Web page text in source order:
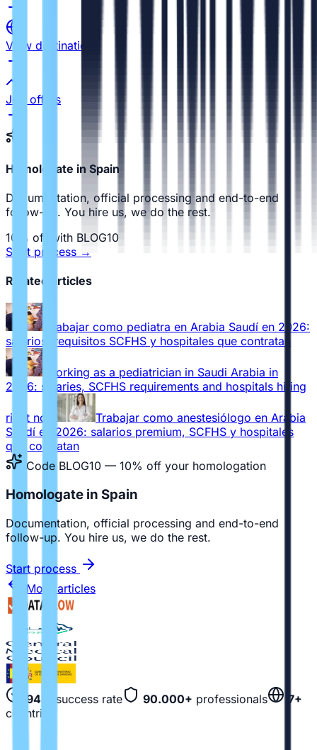
View destinations
Job offers
Homologate in Spain
Documentation, official processing and end-to-end
follow-up. You hire us, we do the rest.
10% off with BLOG10
Start process →
Related articles
Trabajar como pediatra en Arabia Saudí en 2026:
salarios, requisitos SCFHS y hospitales que contratan
Working as a pediatrician in Saudi Arabia in
2026: salaries, SCFHS requirements and hospitals hiring
right now
Trabajar como anestesiólogo en Arabia
Saudí en 2026: salarios premium, SCFHS y hospitales
que contratan
Code BLOG10 — 10% off your homologation
Homologate in Spain
Documentation, official processing and end-to-end
follow-up. You hire us, we do the rest.
Start process
More articles
94% success rate 90.000+ professionals
7+
countries